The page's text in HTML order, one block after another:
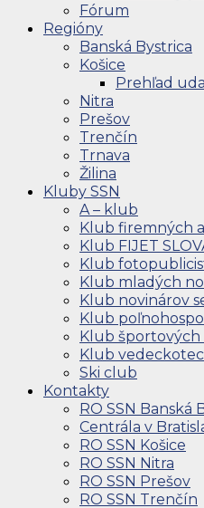
Fórum
Regióny
Banská Bystrica
Košice
Prehľad
Nitra
Prešov
Trenčín
Trnava
Žilina
Kluby SSN
A – klub
Klub firemných
Klub FIJET
Klub
Klub mladých
Klub novinárov
Klub
Klub
Klub
Ski club
Kontakty
RO SSN Banská
Centrála v
RO SSN Košice
RO SSN Nitra
RO SSN Prešov
RO SSN Trenčín